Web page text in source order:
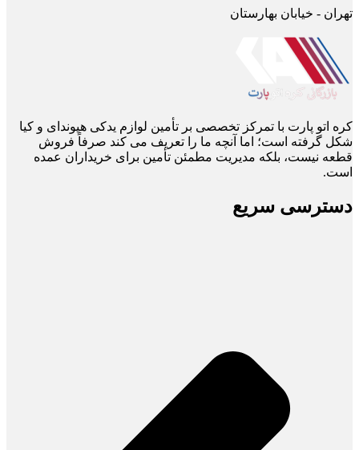
تهران - خیابان بهارستان
کره اتو پارت با تمرکز تخصصی بر تأمین لوازم یدکی هیوندای و کیا
شکل گرفته است؛ اما آنچه ما را تعریف می ‌کند صرفاً فروش
قطعه نیست، بلکه مدیریت مطمئن تأمین برای خریداران عمده
است.
دسترسی سریع